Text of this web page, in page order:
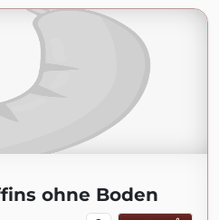
ohne Boden